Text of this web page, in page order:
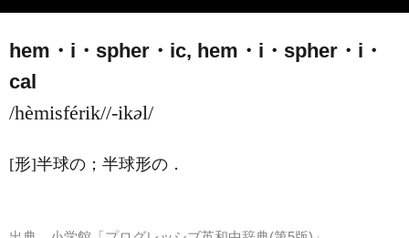
hem・i・spher・ic, hem・i・spher・ i・
cal
/hèmisférik//-ikəl/
[形]半球の；半球形の ．